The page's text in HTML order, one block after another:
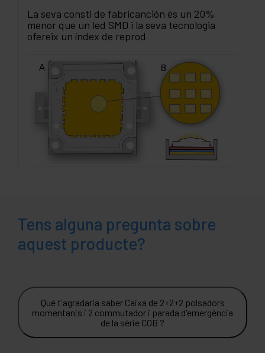
La seva consti de fabricanción és un 20%
menor que un led SMD i la seva tecnologia
ofereix un índex de reprod
Tens alguna pregunta sobre
aquest producte?
Què t'agradaria saber Caixa de 2+2+2 polsadors
momentanis i 2 commutador i parada d'emergència
de la sèrie COB ?